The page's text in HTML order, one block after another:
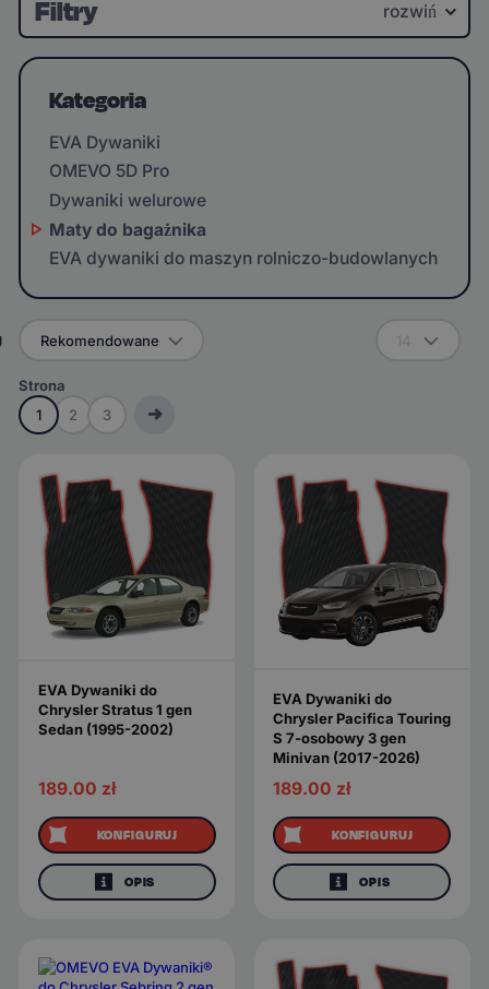
Filtry rozwiń
Kategoria
EVA Dywaniki
OMEVO 5D Pro
Dywaniki welurowe
Maty do bagażnika
EVA dywaniki do maszyn rolniczo-budowlanych
Strona
1
2 3
Rekomendowane
EVA Dywaniki do
Chrysler Stratus 1 gen
Sedan (1995-2002)
189.00 zł
KONFIGURUJ
OPIS
EVA Dywaniki do
Chrysler Pacifica Touring
S 7-osobowy 3 gen
Minivan (2017-2026)
189.00 zł
KONFIGURUJ
OPIS